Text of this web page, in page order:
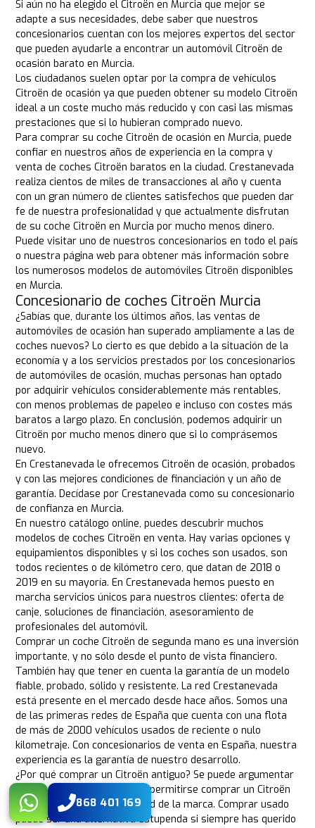
Si aún no ha elegido el Citroën en Murcia que mejor se
adapte a sus necesidades, debe saber que nuestros
concesionarios cuentan con los mejores expertos del sector
que pueden ayudarle a encontrar un automóvil Citroën de
ocasión barato en Murcia.
Los ciudadanos suelen optar por la compra de vehículos
Citroën de ocasión ya que pueden obtener su modelo Citroën
ideal a un coste mucho más reducido y con casi las mismas
prestaciones que si lo hubieran comprado nuevo.
Para comprar su coche Citroën de ocasión en Murcia, puede
confiar en nuestros años de experiencia en la compra y
venta de coches Citroën baratos en la ciudad. Crestanevada
realiza cientos de miles de transacciones al año y cuenta
con un gran número de clientes satisfechos que pueden dar
fe de nuestra profesionalidad y que actualmente disfrutan
de su coche Citroën en Murcia por mucho menos dinero.
Puede visitar uno de nuestros concesionarios en todo el país
o nuestra página web para obtener más información sobre
los numerosos modelos de automóviles Citroën disponibles
en Murcia.
Concesionario de coches Citroën Murcia
¿Sabías que, durante los últimos años, las ventas de
automóviles de ocasión han superado ampliamente a las de
coches nuevos? Lo cierto es que debido a la situación de la
economía y a los servicios prestados por los concesionarios
de automóviles de ocasión, muchas personas han optado
por adquirir vehículos considerablemente más rentables,
con menos problemas de papeleo e incluso con costes más
baratos a largo plazo. En conclusión, podemos adquirir un
Citroën por mucho menos dinero que si lo comprásemos
nuevo.
En Crestanevada le ofrecemos Citroën de ocasión, probados
y con las mejores condiciones de financiación y un año de
garantía. Decídase por Crestanevada como su concesionario
de confianza en Murcia.
En nuestro catálogo online, puedes descubrir muchos
modelos de coches Citroën en venta. Hay varias opciones y
equipamientos disponibles y si los coches son usados, son
todos recientes o de kilómetro cero, que datan de 2018 o
2019 en su mayoría. En Crestanevada hemos puesto en
marcha servicios únicos para nuestros clientes: oferta de
canje, soluciones de financiación, asesoramiento de
profesionales del automóvil.
Comprar un coche Citroën de segunda mano es una inversión
importante, y no sólo desde el punto de vista financiero.
También hay que tener en cuenta la garantía de un modelo
fiable, probado, sólido y resistente. La red Crestanevada
está presente en el mercado desde hace años. Somos una
de las primeras redes de España que cuenta con una flota
de más de 2000 vehículos usados de reciente o nulo
kilometraje. Con concesionarios de venta en España, nuestra
experiencia es la garantía de nuestro desarrollo.
¿Por qué comprar un Citroën antiguo? Se puede argumentar
que no todo el mundo puede permitirse comprar un Citroën
nuevo debido a la exclusividad de la marca. Comprar usado
puede ser una alternativa estupenda si siempre has querido
868 401 169